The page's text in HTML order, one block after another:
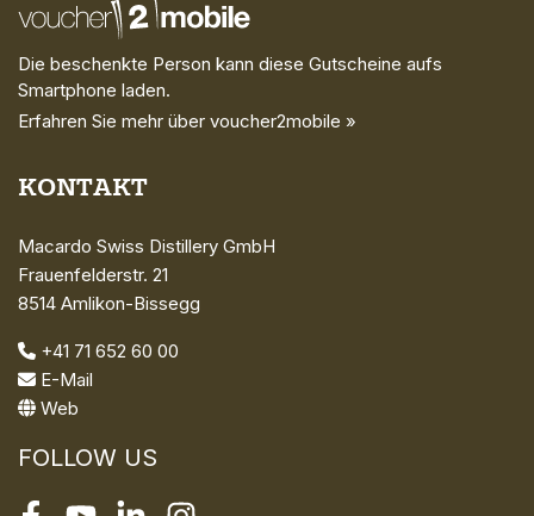
Die beschenkte Person kann diese Gutscheine aufs
Smartphone laden.
Erfahren Sie mehr über voucher2mobile »
KONTAKT
Macardo Swiss Distillery GmbH
Frauenfelderstr. 21
8514 Amlikon-Bissegg
+41 71 652 60 00
E-Mail
Web
FOLLOW US